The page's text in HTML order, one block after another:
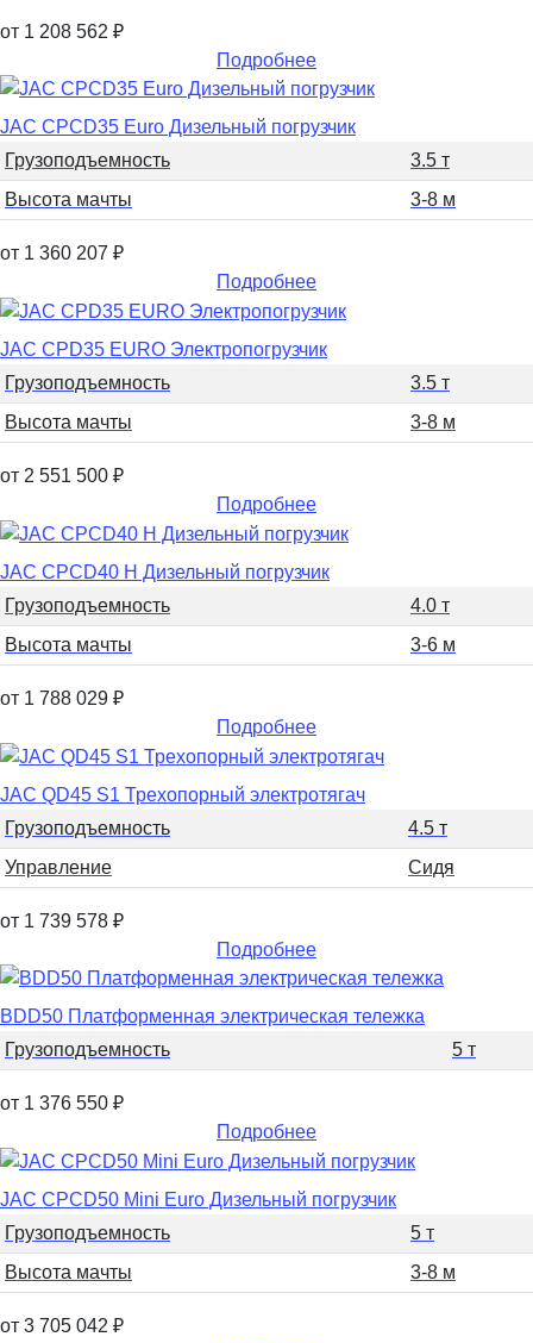
от 1 208 562 ₽
Подробнее
JAC CPCD35 Euro Дизельный погрузчик
Грузоподъемность
3.5 т
Высота мачты
3-8 м
от 1 360 207 ₽
Подробнее
JAC CPD35 EURO Электропогрузчик
Грузоподъемность
3.5 т
Высота мачты
3-8 м
от 2 551 500 ₽
Подробнее
JAC CPCD40 H Дизельный погрузчик
Грузоподъемность
4.0 т
Высота мачты
3-6 м
от 1 788 029 ₽
Подробнее
JAC QD45 S1 Трехопорный электротягач
Грузоподъемность
4.5 т
Управление
Сидя
от 1 739 578 ₽
Подробнее
BDD50 Платформенная электрическая тележка
Грузоподъемность
5 т
от 1 376 550 ₽
Подробнее
JAC CPCD50 Mini Euro Дизельный погрузчик
Грузоподъемность
5 т
Высота мачты
3-8 м
от 3 705 042 ₽